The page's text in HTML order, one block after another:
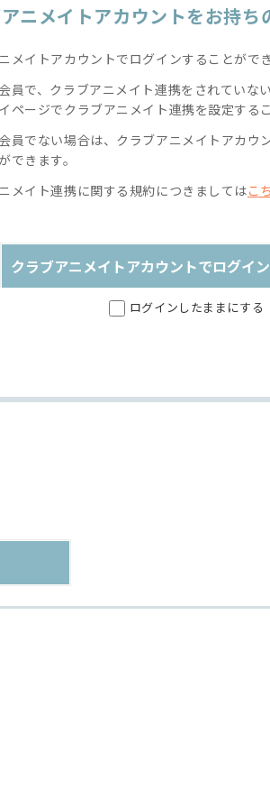
ニメイトアカウントをお持ち
メイトアカウントでログインすることができ
員で、クラブアニメイト連携をされていな
ページでクラブアニメイト連携を設定する
員でない場合は、クラブアニメイトアカウ
できます。
メイト連携に関する規約につきましてはこ
クラブアニメイトアカウントでログイ
ログインしたままにする